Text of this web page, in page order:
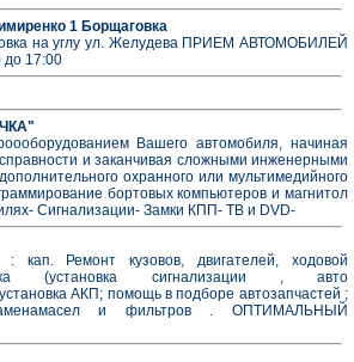
1 Борщаговка
на углу ул. Желудева ПРИЕМ АВТОМОБИЛЕЙ
17:00
Вашего автомобиля, начиная
и заканчивая сложными инженерными
охранного или мультимедийного
бортовых компьютеров и магнитол
Сигнализации- Замки КПП- ТВ и DVD-
: кап. Ремонт кузовов, двигателей, ходовой
(установка сигнализации , авто
АКП; помощь в подборе автозапчастей ;
и фильтров . ОПТИМАЛЬНЫЙ